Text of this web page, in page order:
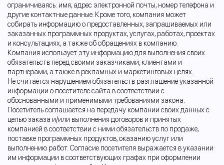
ограничиваясь: имя, адрес электронной почты, номер телефона и
другие контактные данные. Кроме того, компания может
собирать информацию о предоставленных, запрашиваемых или
заказанных программных продуктах, услугах, работах, проектах
и консультациях, а также об обращениях в компанию.
Компания использует эту информацию для выполнения своих
обязательств перед своими заказчиками, клиентами и
партнерами, а также в рекламных и маркетинговых целях.
Не считается нарушением обязательств разглашение указанной
информации о посетителе сайта в соответствии с
обоснованными и применимыми требованиями закона.
Посетитель соглашается на передачу компании своих данных с
целью заказа и/или выполнения договоров и принятых
компанией в соответствии с ними обязательств по продаже,
поставке программных продуктов, оказанию услуг или
выполнению работ. Согласие посетителя выражается в указании
им информации в соответствующих графах при оформлении